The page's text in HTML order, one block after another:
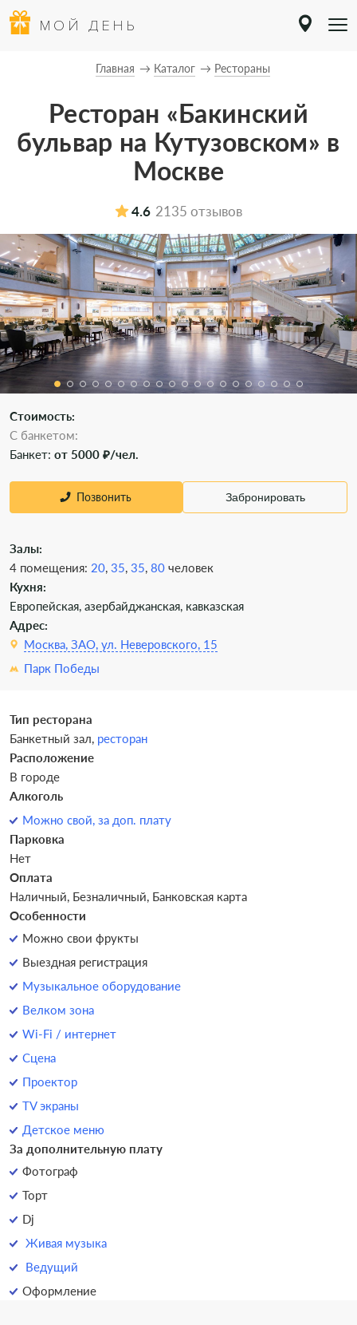
МОЙ ДЕНЬ
Главная Каталог Рестораны
Ресторан «Бакинский
бульвар на Кутузовском» в
Москве
4.6 2135 отзывов
Стоимость:
С банкетом:
Банкет: от 5000 ₽/чел.
Позвонить Забронировать
Залы:
4 помещения: 20, 35, 35, 80 человек
Кухня:
Европейская, азербайджанская, кавказская
Адрес:
Москва, ЗАО, ул. Неверовского, 15
Парк Победы
Тип ресторана
Банкетный зал, ресторан
Расположение
В городе
Алкоголь
Можно свой, за доп. плату
Парковка
Нет
Оплата
Наличный, Безналичный, Банковская карта
Особенности
Можно свои фрукты
Выездная регистрация
Музыкальное оборудование
Велком зона
Wi-Fi / интернет
Сцена
Проектор
TV экраны
Детское меню
За дополнительную плату
Фотограф
Торт
Dj
Живая музыка
Ведущий
Оформление